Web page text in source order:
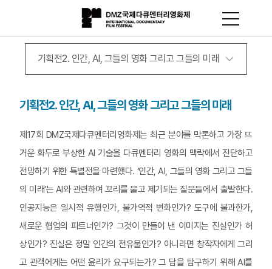
기획전2. 인간, AI, 그들의 영화 그리고 그들의 미래
기획전2. 인간, AI, 그들의 영화 그리고 그들의 미래
제17회 DMZ국제다큐멘터리영화제는 최근 분야를 막론하고 가장 뜨
거운 화두로 부상한 AI 기술을 다큐멘터리 영화의 맥락에서 진단하고
전망하기 위한 특별전을 마련했다. ‘인간, AI, 그들의 영화 그리고 그들
의 미래’는 AI와 관련하여 꼬리를 물고 제기되는 질문들에서 출발한다.
인공지능은 일시적 유행인가, 불가역적 변화인가? 도구에 불과한가,
새로운 협업의 파트너인가? 그것이 만들어 낸 이미지는 진실인가 허
상인가? 진실은 정말 인간의 전유물인가? 아니라면 창작자에게 그리
고 관객에게는 어떤 윤리가 요구되는가? 그 답을 탐구하기 위해 AI를